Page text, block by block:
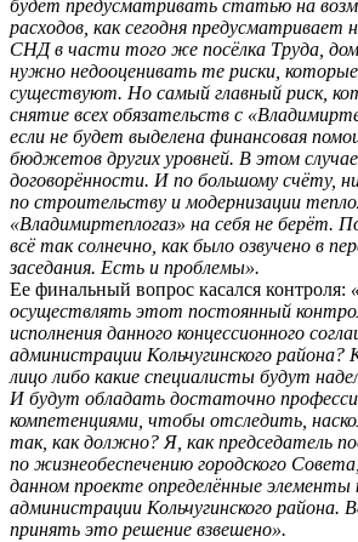
будет предусматривать статью на
расходов, как сегодня предусматривает
СНД в части того же посёлка Труда,
нужно недооценивать те риски,
существуют. Но самый главный риск,
снятие всех обязательств с
если не будет выделена финансовая
бюджетов других уровней. В этом
договорённости. И по большому счёту,
по строительству и модернизации
«Владимиртеплогаз» на себя не берёт.
всё так солнечно, как было озвучено в
заседания. Есть и проблемы».
Ее финальный вопрос касался контроля:
осуществлять этот постоянный
исполнения данного концессионного
администрации Кольчугинского района?
лицо либо какие специалисты будут
И будут обладать достаточно
компетенциями, чтобы отследить,
так, как должно? Я, как председатель
по жизнеобеспечению городского
данном проекте определённые элементы
администрации Кольчугинского района.
принять это решение взвешено».